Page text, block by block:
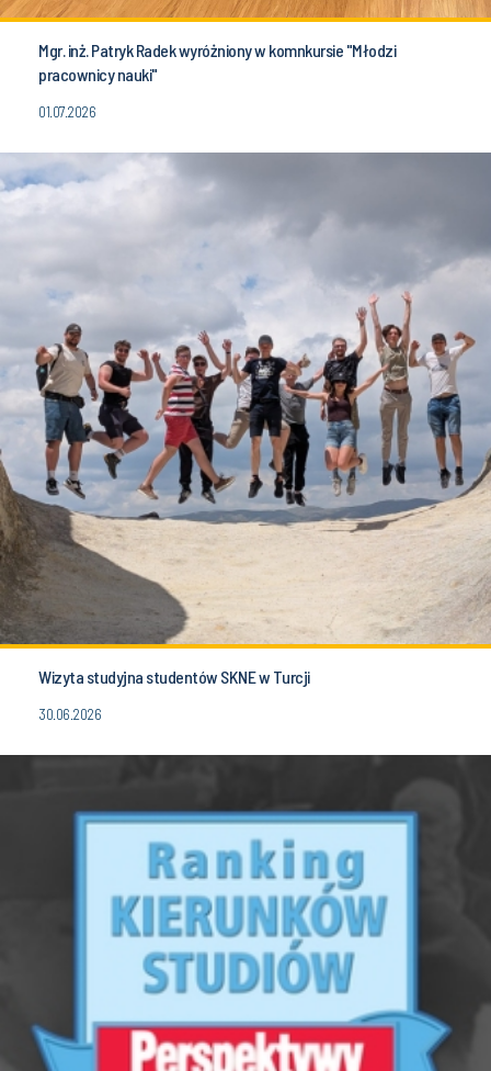
Mgr. inż. Patryk Radek wyróżniony w komnkursie "Młodzi
pracownicy nauki"
01.07.2026
Wizyta studyjna studentów SKNE w Turcji
30.06.2026